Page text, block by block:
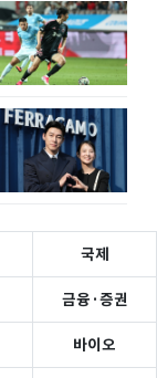
국제
금융·증권
바이오